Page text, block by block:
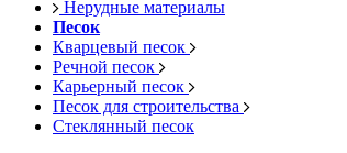
Нерудные материалы
Песок
Кварцевый песок
Речной песок
Карьерный песок
Песок для строительства
Стеклянный песок